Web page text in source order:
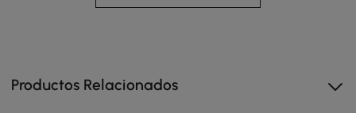
Productos Relacionados